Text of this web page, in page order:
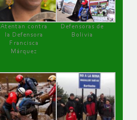
Atentan contra
la Defensora
Francisca
Márquez
Defensoras de
Bolivia